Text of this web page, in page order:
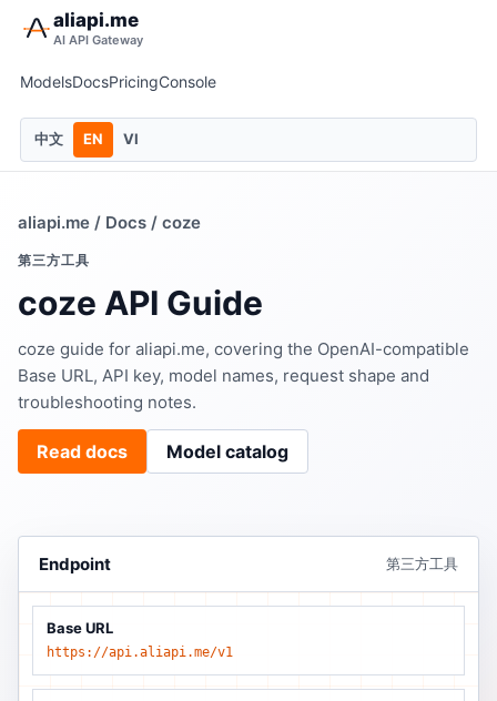
aliapi.me
AI API Gateway
ModelsDocsPricingConsole
中文 EN VI
aliapi.me / Docs / coze
第三方工具
coze API Guide
coze guide for aliapi.me, covering the OpenAI-compatible
Base URL, API key, model names, request shape and
troubleshooting notes.
Read docs Model catalog
Endpoint 第三方工具
Base URL
https://api.aliapi.me/v1